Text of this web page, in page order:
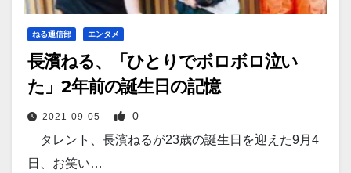
ねる通信部 エンタメ
長濱ねる、「ひとりでボロボロ泣い
た」2年前の誕生日の記憶
2021-09-05 0
タレント、長濱ねるが23歳の誕生日を迎えた9月4
日、お笑い…